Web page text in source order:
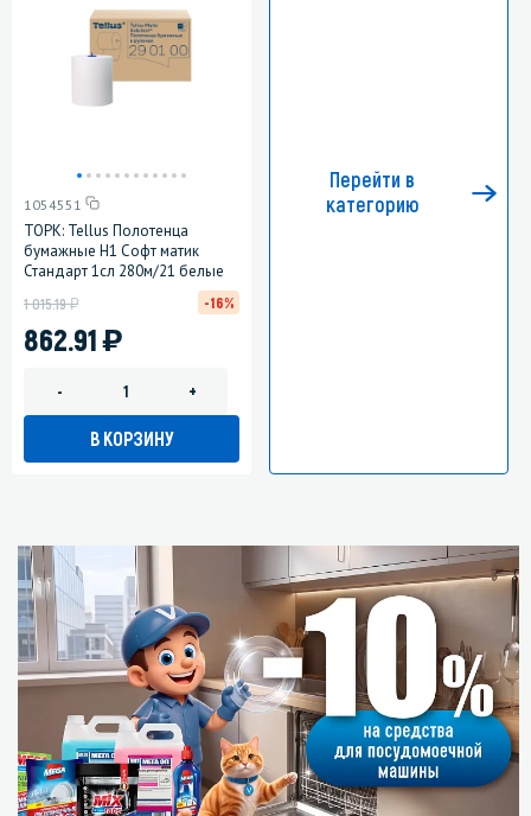
1054551
ТОРК: Tellus Полотенца
бумажные H1 Софт матик
Стандарт 1сл 280м/21 белые
862.91)
1 015.19у -16%
- +
В КОРЗИНУ
Перейти в
категорию